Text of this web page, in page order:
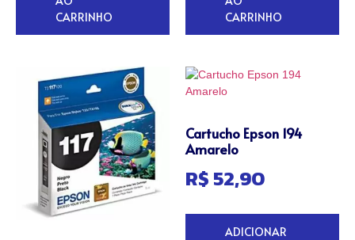
CARRINHO
CARRINHO
Cartucho Epson 194
Amarelo
R$52,90
ADICIONAR